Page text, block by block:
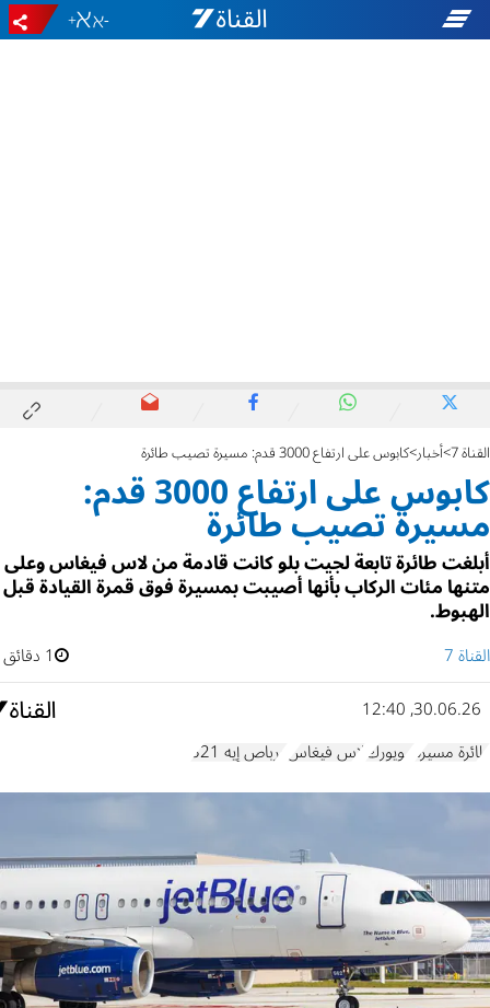
-
+
القناة 7 أخبار كابوس على ارتفاع 3000 قدم: مسيرة تصيب طائرة
كابوس على ارتفاع 3000 قدم: مسيرة تصيب طائرة
أبلغت طائرة تابعة لجيت بلو كانت قادمة من لاس فيغاس وعلى
متنها مئات الركاب بأنها أصيبت بمسيرة فوق قمرة القيادة قبل
الهبوط.
القناة 7
1 دقائق
30.06.26, 12:40
طائرة مسيرة نيويوركلاس فيغاس إيرباص إيه 321